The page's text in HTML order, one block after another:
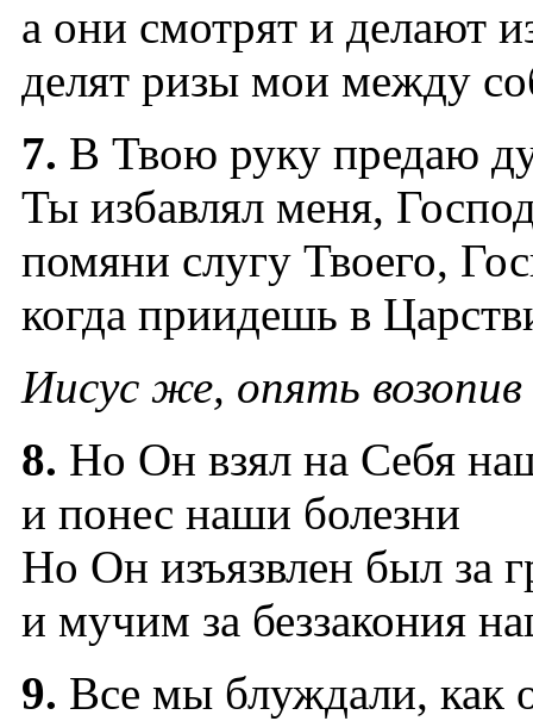
а они смотрят и делают
делят ризы мои между
7. В Твою руку предаю
Ты избавлял меня,
помяни слугу Твоего,
когда приидешь в
Иисус же, опять
8. Но Он взял на Себя
и понес наши болезни
Но Он изъязвлен был за
и мучим за беззакония
9. Все мы блуждали, как